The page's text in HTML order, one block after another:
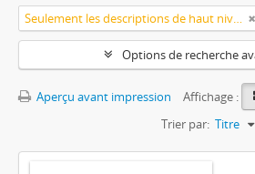
Seulement les descriptions de haut niveau
Options de recherche
Aperçu avant impression
Affichage :
Trier par: Titre